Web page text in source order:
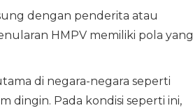
dengan penderita atau
HMPV memiliki pola yang
di negara-negara seperti
dingin. Pada kondisi seperti ini,